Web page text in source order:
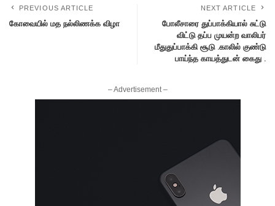
PREVIOUS ARTICLE
கோவையில் மத நல்லிணக்க விழா
NEXT ARTICLE
போலீசாரை துப்பாக்கியால் சுட்டு
விட்டு தப்ப முயன்ற வாலிபர்
மீதுதுப்பாக்கி சூடு .காலில் குண்டு
பாய்ந்த காயத்துடன் கைது .
– Advertisement –